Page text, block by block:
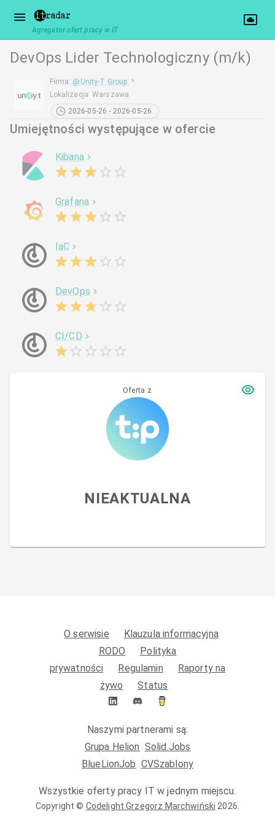
Agregator ofert pracy w IT
DevOps Lider Technologiczny (m/k)
Firma: @ Unity-T Group
Lokalizacja:Warszawa
2026-05-26 - 2026-05-26
Umiejętności występujące w ofercie
Kibana
Grafana
IaC
DevOps
CI/CD
Oferta z
NIEAKTUALNA
O serwisie
Klauzula informacyjna
RODO
Polityka
prywatności
Regulamin
Raporty na
żywo
Status
Naszymi partnerami są:
Grupa Helion Solid.Jobs
BlueLionJob CVSzablony
Wszystkie oferty pracy IT w jednym miejscu.
Copyright © Codelight Grzegorz Marchwiński 2026